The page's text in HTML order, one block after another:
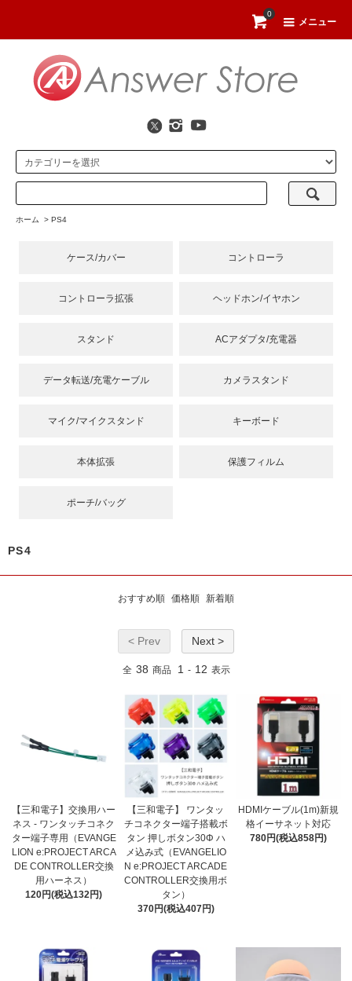
メニュー
0
ホーム > PS4
ケース/カバー コントローラ
コントローラ拡張 ヘッドホン/イヤホン
スタンド ACアダプタ/充電器
データ転送/充電ケーブル カメラスタンド
マイク/マイクスタンド キーボード
本体拡張 保護フィルム
ポーチ/バッグ
PS4
おすすめ順 価格順 新着順
< Prev Next >
全 38 商品 1 - 12 表示
【三和電子】交換用ハー
ネス - ワンタッチコネク
ター端子専用（EVANGE
LION e:PROJECT ARCA
DE CONTROLLER交換
用ハーネス）
120円(税込132円)
【三和電子】 ワンタッ
チコネクター端子搭載ボ
タン 押しボタン30Φ ハ
メ込み式（EVANGELIO
N e:PROJECT ARCADE
CONTROLLER交換用ボ
タン）
370円(税込407円)
HDMIケーブル(1m)新規
格イーサネット対応
780円(税込858円)